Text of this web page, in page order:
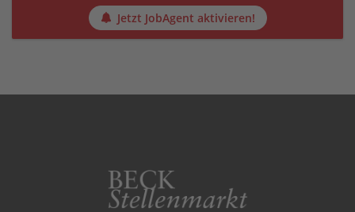
Jetzt JobAgent aktivieren!